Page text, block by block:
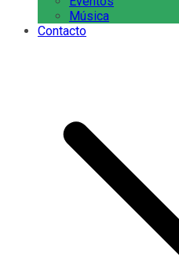
Música
Contacto